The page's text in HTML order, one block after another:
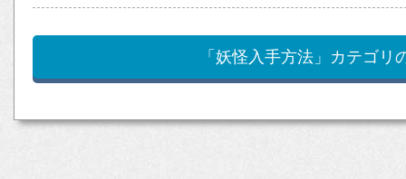
「妖怪入手方法」カテゴリ